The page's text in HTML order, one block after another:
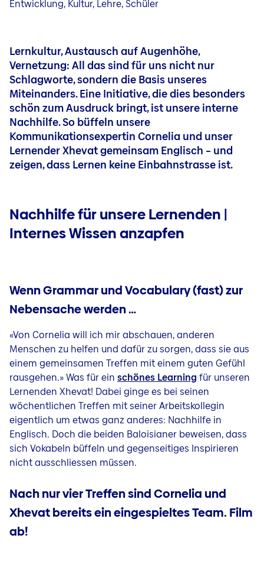
Entwicklung, Kultur, Lehre, Schüler
Lernkultur, Austausch auf Augenhöhe,
Vernetzung: All das sind für uns nicht nur
Schlagworte, sondern die Basis unseres
Miteinanders. Eine Initiative, die dies besonders
schön zum Ausdruck bringt, ist unsere interne
Nachhilfe. So büffeln unsere
Kommunikationsexpertin Cornelia und unser
Lernender Xhevat gemeinsam Englisch – und
zeigen, dass Lernen keine Einbahnstrasse ist.
Nachhilfe für unsere Lernenden |
Internes Wissen anzapfen
Wenn Grammar und Vocabulary (fast) zur
Nebensache werden …
«Von Cornelia will ich mir abschauen, anderen
Menschen zu helfen und dafür zu sorgen, dass sie aus
einem gemeinsamen Treffen mit einem guten Gefühl
rausgehen.» Was für ein schönes Learning für unseren
Lernenden Xhevat! Dabei ginge es bei seinen
wöchentlichen Treffen mit seiner Arbeitskollegin
eigentlich um etwas ganz anderes: Nachhilfe in
Englisch. Doch die beiden Baloisianer beweisen, dass
sich Vokabeln büffeln und gegenseitiges Inspirieren
nicht ausschliessen müssen.
Nach nur vier Treffen sind Cornelia und
Xhevat bereits ein eingespieltes Team. Film
ab!